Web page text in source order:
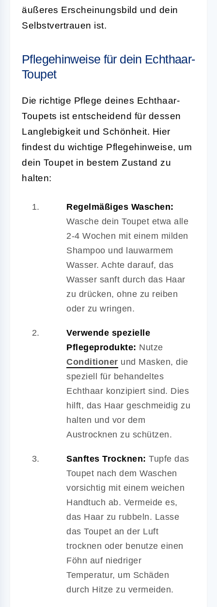
äußeres Erscheinungsbild und dein
Selbstvertrauen ist.
Pflegehinweise für dein Echthaar-
Toupet
Die richtige Pflege deines Echthaar-
Toupets ist entscheidend für dessen
Langlebigkeit und Schönheit. Hier
findest du wichtige Pflegehinweise, um
dein Toupet in bestem Zustand zu
halten:
Regelmäßiges Waschen:
Wasche dein Toupet etwa alle
2-4 Wochen mit einem milden
Shampoo und lauwarmem
Wasser. Achte darauf, das
Wasser sanft durch das Haar
zu drücken, ohne zu reiben
oder zu wringen.
Verwende spezielle
Pflegeprodukte: Nutze
Conditioner und Masken, die
speziell für behandeltes
Echthaar konzipiert sind. Dies
hilft, das Haar geschmeidig zu
halten und vor dem
Austrocknen zu schützen.
Sanftes Trocknen: Tupfe das
Toupet nach dem Waschen
vorsichtig mit einem weichen
Handtuch ab. Vermeide es,
das Haar zu rubbeln. Lasse
das Toupet an der Luft
trocknen oder benutze einen
Föhn auf niedriger
Temperatur, um Schäden
durch Hitze zu vermeiden.